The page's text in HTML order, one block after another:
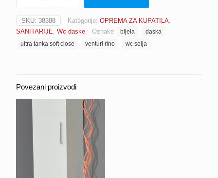
šolju
ultra
tanka
soft
SKU: 38388 Kategorije: OPREMA ZA KUPATILA,
SANITARIJE, Wc daske Oznake bijela
daska
ultra tanka soft close
venturi rino wc solja
Povezani proizvodi